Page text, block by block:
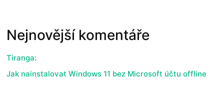
Nejnovější komentáře
Tiranga:
Jak nainstalovat Windows 11 bez Microsoft účtu offline